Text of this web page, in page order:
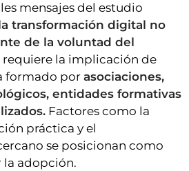
mensajes del estudio
transformación digital no
de la voluntad del
requiere la implicación de
formado por asociaciones,
entidades formativas
Factores como la
práctica y el
se posicionan como
la adopción.